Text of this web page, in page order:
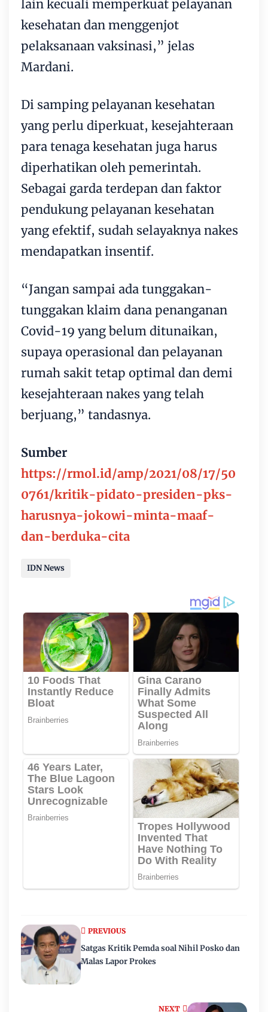
lain kecuali memperkuat pelayanan
kesehatan dan menggenjot
pelaksanaan vaksinasi,” jelas
Mardani.
Di samping pelayanan kesehatan
yang perlu diperkuat, kesejahteraan
para tenaga kesehatan juga harus
diperhatikan oleh pemerintah.
Sebagai garda terdepan dan faktor
pendukung pelayanan kesehatan
yang efektif, sudah selayaknya nakes
mendapatkan insentif.
“Jangan sampai ada tunggakan-
tunggakan klaim dana penanganan
Covid-19 yang belum ditunaikan,
supaya operasional dan pelayanan
rumah sakit tetap optimal dan demi
kesejahteraan nakes yang telah
berjuang,” tandasnya.
Sumber
https://rmol.id/amp/2021/08/17/50
0761/kritik-pidato-presiden-pks-
harusnya-jokowi-minta-maaf-
dan-berduka-cita
IDN News
NEXT
PREVIOUS
Satgas Kritik Pemda soal Nihil Posko dan
Malas Lapor Prokes